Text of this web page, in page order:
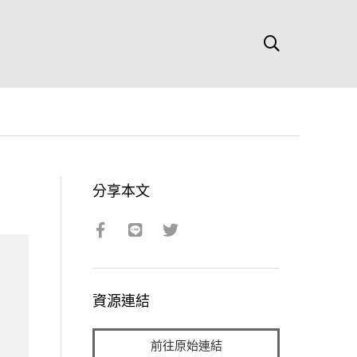
分享本文
資源連結
前往原始連結